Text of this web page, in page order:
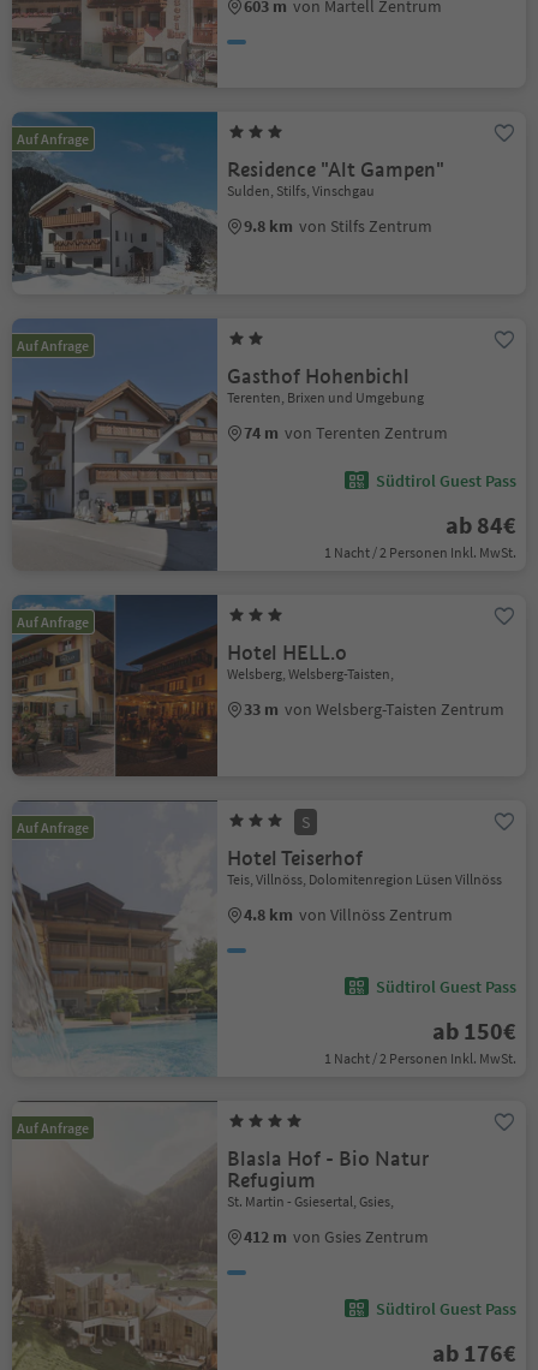
603 m von Martell Zentrum
Auf Anfrage
Residence "Alt Gampen"
Sulden, Stilfs, Vinschgau
9.8 km von Stilfs Zentrum
Auf Anfrage
Gasthof Hohenbichl
Terenten, Brixen und Umgebung
74 m von Terenten Zentrum
Südtirol Guest Pass
ab 84€
1 Nacht / 2 Personen Inkl. MwSt.
Auf Anfrage
Hotel HELL.o
Welsberg, Welsberg-Taisten,
33 m von Welsberg-Taisten Zentrum
Auf Anfrage S
Hotel Teiserhof
Teis, Villnöss, Dolomitenregion Lüsen Villnöss
4.8 km von Villnöss Zentrum
Südtirol Guest Pass
ab 150€
1 Nacht / 2 Personen Inkl. MwSt.
Auf Anfrage
Blasla Hof - Bio Natur
Refugium
St. Martin - Gsiesertal, Gsies,
412 m von Gsies Zentrum
Südtirol Guest Pass
ab 176€